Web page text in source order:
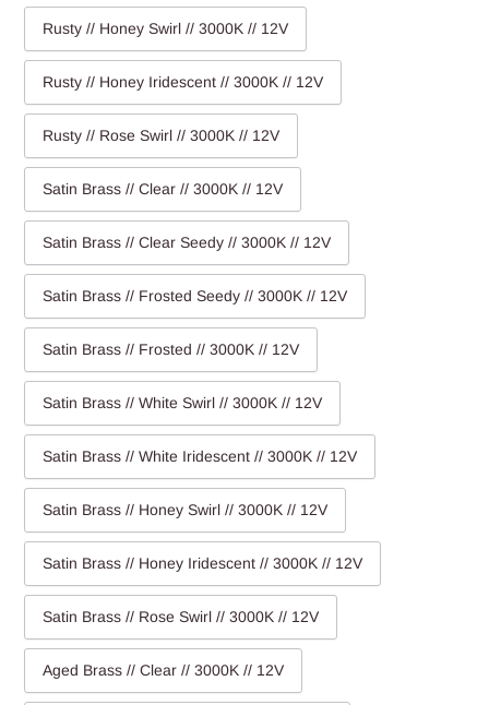
Rusty // Honey Swirl // 3000K // 12V
Rusty // Honey Iridescent // 3000K // 12V
Rusty // Rose Swirl // 3000K // 12V
Satin Brass // Clear // 3000K // 12V
Satin Brass // Clear Seedy // 3000K // 12V
Satin Brass // Frosted Seedy // 3000K // 12V
Satin Brass // Frosted // 3000K // 12V
Satin Brass // White Swirl // 3000K // 12V
Satin Brass // White Iridescent // 3000K // 12V
Satin Brass // Honey Swirl // 3000K // 12V
Satin Brass // Honey Iridescent // 3000K // 12V
Satin Brass // Rose Swirl // 3000K // 12V
Aged Brass // Clear // 3000K // 12V